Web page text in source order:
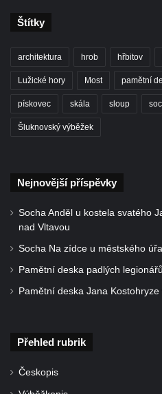
Vyhlídka na SWAMP u
Vyhlídka na Křížovém vrchu u
Vyhlídka v lukách pod
Vyhlídka Kaple u Brniště
Malé varhany ve Šluknově
Vyhlídka Židovský vrch
Vyhlídky na Hradci u Liběšic
Vyhlídka Havran (Rynoltice –
Vyhlídka Vana (Sloup v
Vyhlídka Samuelova sluj
Vyhlídka na Meixnerově stezce
Štítky
architektura hrob hřbitov
Lužické hory Most pamětní
pískovec skála sloup
Šluknovský výběžek
Nejnovější příspěvky
Socha Anděl u kostela svatého
nad Vltavou
Socha Na zídce u městského
Pamětní deska padlých
Pamětní deska Jana
Přehled rubrik
Českopis